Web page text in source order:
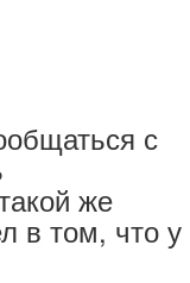
с
же
в том, что у